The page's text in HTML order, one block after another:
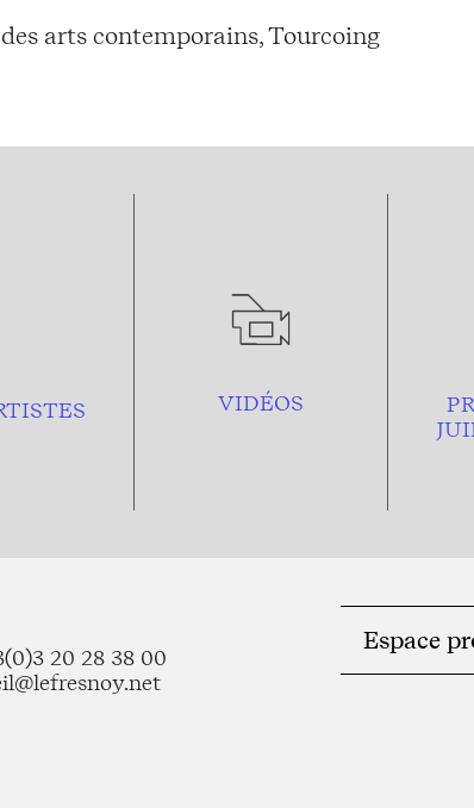
arts contemporains, Tourcoing
VIDÉOS
20 28 38 00